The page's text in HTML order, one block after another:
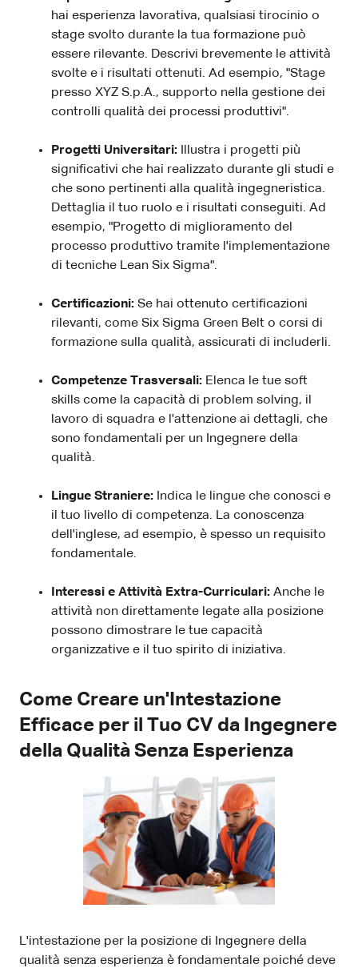
hai esperienza lavorativa, qualsiasi tirocinio o
stage svolto durante la tua formazione può
essere rilevante. Descrivi brevemente le attività
svolte e i risultati ottenuti. Ad esempio, "Stage
presso XYZ S.p.A., supporto nella gestione dei
controlli qualità dei processi produttivi".
Progetti Universitari: Illustra i progetti più
significativi che hai realizzato durante gli studi e
che sono pertinenti alla qualità ingegneristica.
Dettaglia il tuo ruolo e i risultati conseguiti. Ad
esempio, "Progetto di miglioramento del
processo produttivo tramite l'implementazione
di tecniche Lean Six Sigma".
Certificazioni: Se hai ottenuto certificazioni
rilevanti, come Six Sigma Green Belt o corsi di
formazione sulla qualità, assicurati di includerli.
Competenze Trasversali: Elenca le tue soft
skills come la capacità di problem solving, il
lavoro di squadra e l'attenzione ai dettagli, che
sono fondamentali per un Ingegnere della
qualità.
Lingue Straniere: Indica le lingue che conosci e
il tuo livello di competenza. La conoscenza
dell'inglese, ad esempio, è spesso un requisito
fondamentale.
Interessi e Attività Extra-Curriculari: Anche le
attività non direttamente legate alla posizione
possono dimostrare le tue capacità
organizzative e il tuo spirito di iniziativa.
Come Creare un'Intestazione
Efficace per il Tuo CV da Ingegnere
della Qualità Senza Esperienza
L'intestazione per la posizione di Ingegnere della
qualità senza esperienza è fondamentale poiché deve